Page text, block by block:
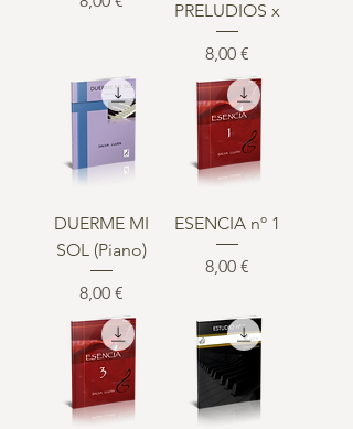
PRELUDIOS x
Precio
8,00 €
DUERME MI
SOL (Piano)
Precio
8,00 €
ESENCIA nº 1
Precio
8,00 €